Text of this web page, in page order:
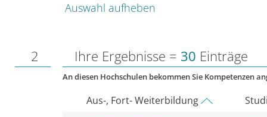
Auswahl aufheben
2 Ihre Ergebnisse = 30 Einträge
An diesen Hochschulen bekommen Sie Kompetenzen
Aus-, Fort- Weiterbildung